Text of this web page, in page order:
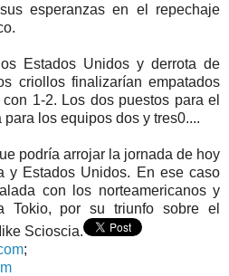
esperanzas en el repechaje
Estados Unidos y derrota de
criollos finalizarían empatados
1-2. Los dos puestos para el
los equipos dos y tres0....
podría arrojar la jornada de hoy
y Estados Unidos. En ese caso
con los norteamericanos y
Tokio, por su triunfo sobre el
Scioscia.
;